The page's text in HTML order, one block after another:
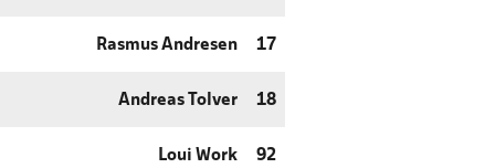
Rasmus Andresen 17
Andreas Tolver 18
Loui Work 92